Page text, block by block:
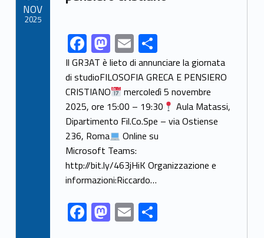
Link identifier share facebook archive #share-link-archive-64642F
ac
e
b
o
o
k
M
as
to
d
o
n
E
m
ai
l
S
h
ar
e
Il GR3AT è lieto di annunciare la giornata
di studioFILOSOFIA GRECA E PENSIERO
CRISTIANO
mercoledì 5 novembre
2025, ore 15:00 – 19:30
Aula Matassi,
Dipartimento Fil.Co.Spe – via Ostiense
236, Roma
Online su
Microsoft Teams:
http://bit.ly/463jHiK Organizzazione e
informazioni:Riccardo…
F
ac
M
as
E
m
S
NOV
2025